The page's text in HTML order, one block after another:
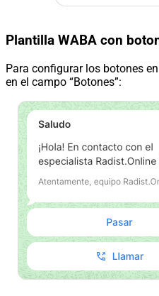
Plantilla WABA con
Para configurar los botones
en el campo “Botones”: